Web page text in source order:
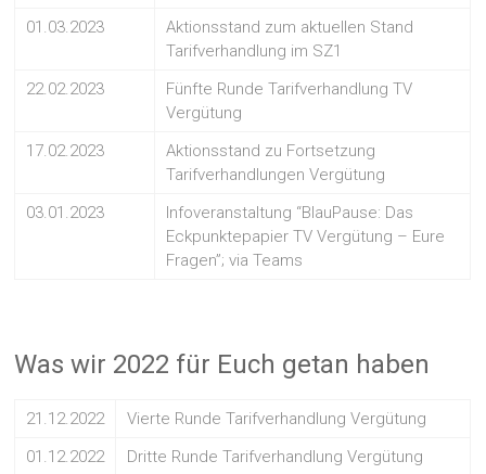
01.03.2023
Aktionsstand zum aktuellen Stand
Tarifverhandlung im SZ1
22.02.2023
Fünfte Runde Tarifverhandlung TV
Vergütung
17.02.2023
Aktionsstand zu Fortsetzung
Tarifverhandlungen Vergütung
03.01.2023
Infoveranstaltung “BlauPause: Das
Eckpunktepapier TV Vergütung – Eure
Fragen”; via Teams
Was wir 2022 für Euch getan haben
21.12.2022
Vierte Runde Tarifverhandlung Vergütung
01.12.2022
Dritte Runde Tarifverhandlung Vergütung